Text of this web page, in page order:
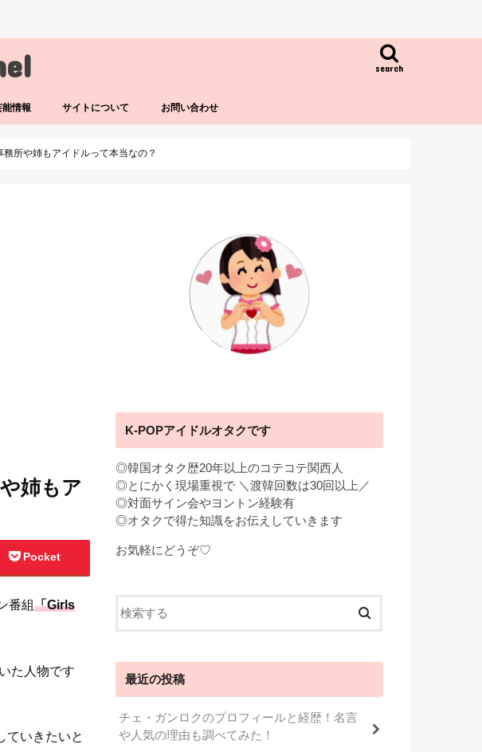
search
情報 サイトについて お問い合わせ
所や姉もアイドルって本当なの？
姉もア
Pocket
番組「Girls
た人物です
ていきたいと
K-POPアイドルオタクです
◎韓国オタク歴20年以上のコテコテ関西人
◎とにかく現場重視で ＼渡韓回数は30回以上／
◎対面サイン会やヨントン経験有
◎オタクで得た知識をお伝えしていきます
お気軽にどうぞ♡
最近の投稿
チェ・ガンロクのプロフィールと経歴！名言
や人気の理由も調べてみた！